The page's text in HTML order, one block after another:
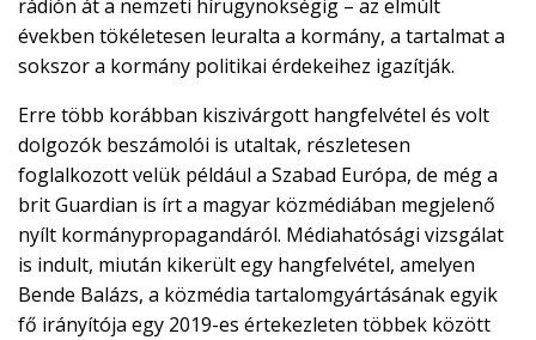
rádión át a nemzeti hírügynökségig – az elmúlt
években tökéletesen leuralta a kormány, a tartalmat a
sokszor a kormány politikai érdekeihez igazítják.
Erre több korábban kiszivárgott hangfelvétel és volt
dolgozók beszámolói is utaltak, részletesen
foglalkozott velük például a Szabad Európa, de még a
brit Guardian is írt a magyar közmédiában megjelenő
nyílt kormánypropagandáról. Médiahatósági vizsgálat
is indult, miután kikerült egy hangfelvétel, amelyen
Bende Balázs, a közmédia tartalomgyártásának egyik
fő irányítója egy 2019-es értekezleten többek között